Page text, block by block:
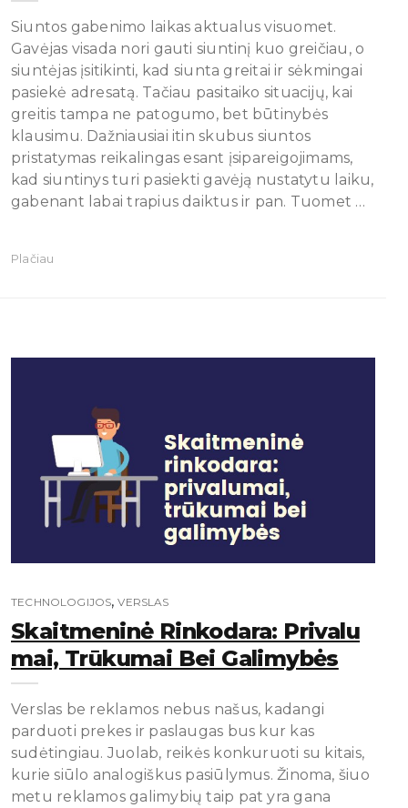
Siuntos gabenimo laikas aktualus visuomet.
Gavėjas visada nori gauti siuntinį kuo greičiau, o
siuntėjas įsitikinti, kad siunta greitai ir sėkmingai
pasiekė adresatą. Tačiau pasitaiko situacijų, kai
greitis tampa ne patogumo, bet būtinybės
klausimu. Dažniausiai itin skubus siuntos
pristatymas reikalingas esant įsipareigojimams,
kad siuntinys turi pasiekti gavėją nustatytu laiku,
gabenant labai trapius daiktus ir pan. Tuomet …
Plačiau
TECHNOLOGIJOS,VERSLAS
Skaitmeninė Rinkodara: Privalu
Mai, Trūkumai Bei Galimybės
Verslas be reklamos nebus našus, kadangi
parduoti prekes ir paslaugas bus kur kas
sudėtingiau. Juolab, reikės konkuruoti su kitais,
kurie siūlo analogiškus pasiūlymus. Žinoma, šiuo
metu reklamos galimybių taip pat yra gana